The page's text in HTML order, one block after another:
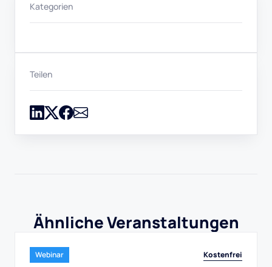
Kategorien
Teilen
Ähnliche Veranstaltungen
Webinar
Kostenfrei